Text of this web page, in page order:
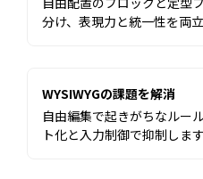
分け、表現力と統一性を両立
WYSIWYGの課題を解消
自由編集で起きがちなルー
ト化と入力制御で抑制します